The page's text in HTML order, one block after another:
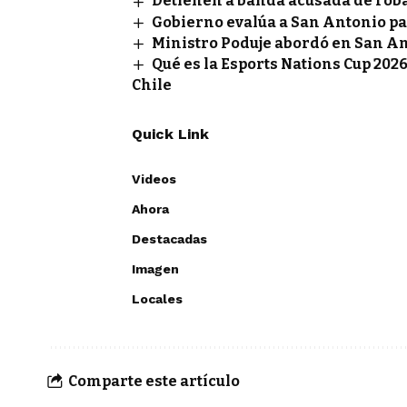
Gobierno evalúa a San Antonio
Ministro Poduje abordó en San
Qué es la Esports Nations Cup
Chile
Quick Link
Videos
Ahora
Destacadas
Imagen
Locales
Comparte este artículo